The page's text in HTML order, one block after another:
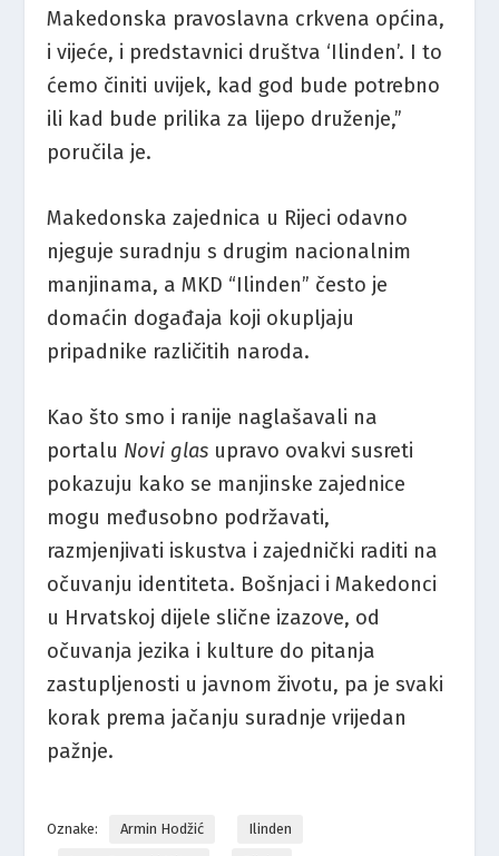
Makedonska pravoslavna crkvena općina,
i vijeće, i predstavnici društva ‘Ilinden’. I to
ćemo činiti uvijek, kad god bude potrebno
ili kad bude prilika za lijepo druženje,”
poručila je.
Makedonska zajednica u Rijeci odavno
njeguje suradnju s drugim nacionalnim
manjinama, a MKD “Ilinden” često je
domaćin događaja koji okupljaju
pripadnike različitih naroda.
Kao što smo i ranije naglašavali na
portalu Novi glas upravo ovakvi susreti
pokazuju kako se manjinske zajednice
mogu međusobno podržavati,
razmjenjivati iskustva i zajednički raditi na
očuvanju identiteta. Bošnjaci i Makedonci
u Hrvatskoj dijele slične izazove, od
očuvanja jezika i kulture do pitanja
zastupljenosti u javnom životu, pa je svaki
korak prema jačanju suradnje vrijedan
pažnje.
Oznake: Armin Hodžić
Ilinden